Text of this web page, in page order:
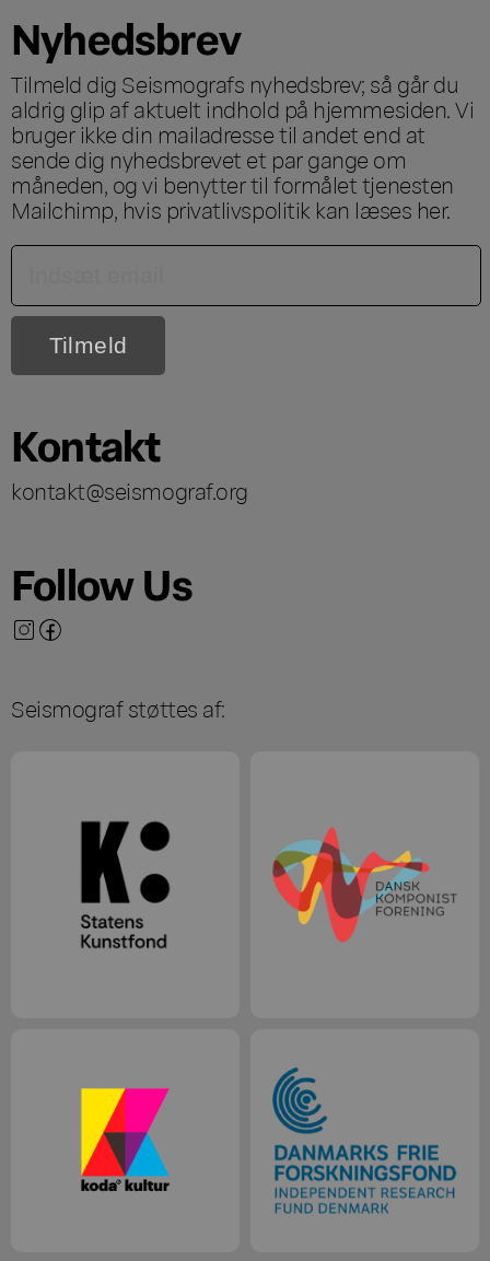
Nyhedsbrev
Tilmeld dig Seismografs nyhedsbrev; så går du
aldrig glip af aktuelt indhold på hjemmesiden. Vi
bruger ikke din mailadresse til andet end at
sende dig nyhedsbrevet et par gange om
måneden, og vi benytter til formålet tjenesten
Mailchimp, hvis privatlivspolitik kan læses her.
Kontakt
kontakt@seismograf.org
Follow Us
Seismograf støttes af: